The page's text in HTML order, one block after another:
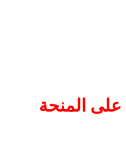
على المنحة